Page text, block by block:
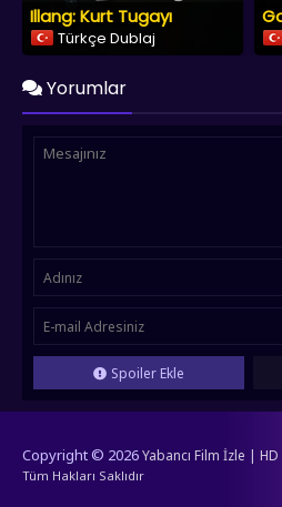
Illang: Kurt Tugayı
Türkçe Dublaj
Yorumlar
Spoiler Ekle
Copyright © 2026Yabancı Film İzle |
Tüm Hakları Saklıdır